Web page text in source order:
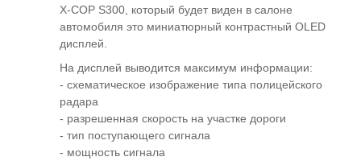
X-COP S300, который будет виден в салоне
автомобиля это миниатюрный контрастный OLED
дисплей.
На дисплей выводится максимум информации:
- схематическое изображение типа полицейского
радара
- разрешенная скорость на участке дороги
- тип поступающего сигнала
- мощность сигнала